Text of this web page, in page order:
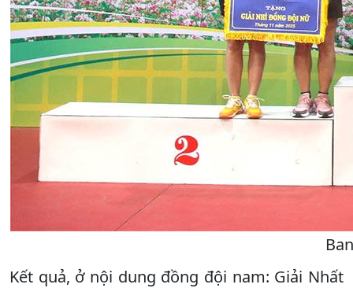
Kết quả, ở nội dung đồng đội nam: Giải Nhất